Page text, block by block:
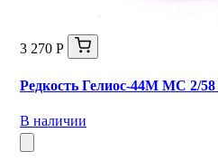
3 270 Р
Редкость Гелиос-44М МС 2/
В наличии